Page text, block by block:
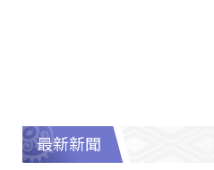
最新新聞